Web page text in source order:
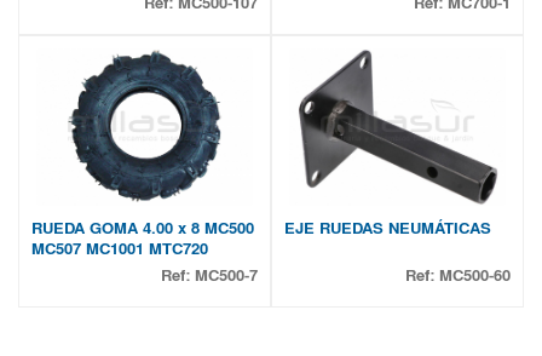
RUEDA GOMA 4.00 x 8 MC500
MC507 MC1001 MTC720
Ref: MC500-7
EJE RUEDAS NEUMÁTICAS
Ref: MC500-60